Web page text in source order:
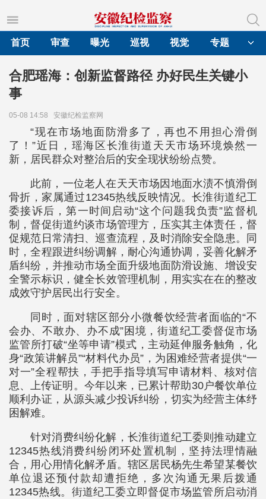
首页
审查 曝光 巡视 视觉 专题
合肥瑶海：创新监督路径 办好民生关键小
事
05-08 14:58 安徽纪检监察网
“现在市场地面防滑多了，再也不用担心滑倒
了！”近日，瑶海区长淮街道天天市场环境焕然一
新，居民群众对整治后的安全现状纷纷点赞。
此前，一位老人在天天市场因地面水渍不慎滑倒
骨折，家属通过12345热线反映情况。长淮街道纪工
委接诉后，第一时间启动“这个问题我负责”监督机
制，督促街道约谈市场管理方，压实其主体责任，督
促规范日常清扫、巡查流程，及时消除安全隐患。同
时，全程跟进纠纷调解，耐心沟通协调，妥善化解矛
盾纠纷，并推动市场全面升级地面防滑设施、增设安
全警示标识，健全长效管理机制，用实实在在的整改
成效守护居民出行安全。
同时，面对辖区部分小微餐饮经营者面临的“不
会办、不敢办、办不成”困境，街道纪工委督促市场
监管所打破“坐等申请”模式，主动延伸服务触角，化
身“政策讲解员”“材料代办员”，为困难经营者提供“一
对一”全程帮扶，手把手指导填写申请材料、核对信
息、上传证明。今年以来，已累计帮助30户餐饮单位
顺利办证，从源头减少投诉纠纷，切实为经营主体纾
困解难。
针对消费纠纷化解，长淮街道纪工委则推动建立
12345热线消费纠纷闭环处置机制，坚持法理情融
合，用心用情化解矛盾。辖区居民杨先生希望某餐饮
单位退还预付款却遭拒绝，多次沟通无果后拨通
12345热线。街道纪工委立即督促市场监管所启动消